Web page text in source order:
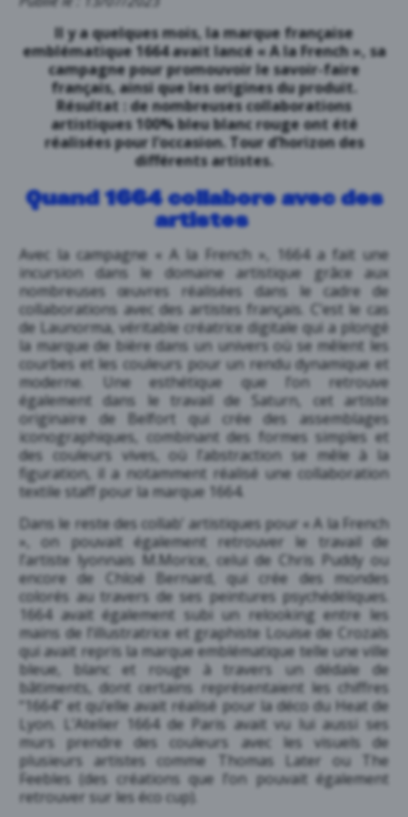
Il y a quelques mois, la marque française
emblématique 1664 avait lancé « A la French », sa
campagne pour promouvoir le savoir-faire
français, ainsi que les origines du produit.
Résultat : de nombreuses collaborations
artistiques 100% bleu blanc rouge ont été
réalisées pour l’occasion. Tour d’horizon des
différents artistes.
Quand 1664 collabore avec des
artistes
Avec la campagne « A la French », 1664 a fait une
incursion dans le domaine artistique grâce aux
nombreuses œuvres réalisées dans le cadre de
collaborations avec des artistes français. C’est le cas
de Launorma, véritable créatrice digitale qui a plongé
la marque de bière dans un univers où se mêlent les
courbes et les couleurs pour un rendu dynamique et
moderne. Une esthétique que l’on retrouve
également dans le travail de Saturn, cet artiste
originaire de Belfort qui crée des assemblages
iconographiques, combinant des formes simples et
des couleurs vives, où l’abstraction se mêle à la
figuration, il a notamment réalisé une collaboration
textile staff pour la marque 1664.
Dans le reste des collab’ artistiques pour « A la French
», on pouvait également retrouver le travail de
l’artiste lyonnais M.Morice, celui de Chris Puddy ou
encore de Chloé Bernard, qui crée des mondes
colorés au travers de ses peintures psychédéliques.
1664 avait également subi un relooking entre les
mains de l’illustratrice et graphiste Louise de Crozals
qui avait repris la marque emblématique telle une ville
bleue, blanc et rouge à travers un dédale de
bâtiments, dont certains représentaient les chiffres
“1664” et qu’elle avait réalisé pour la déco du Heat de
Lyon. L’Atelier 1664 de Paris avait vu lui aussi ses
murs prendre des couleurs avec les visuels de
plusieurs artistes comme Thomas Later ou The
Feebles (des créations que l’on pouvait également
retrouver sur les éco cup).